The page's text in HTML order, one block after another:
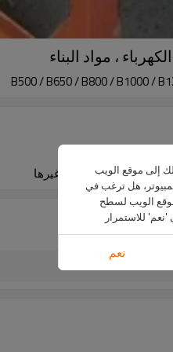
B500 / B650 / B800 / B1000 /
/ الحبوب / الفحم وغيرها
إلى موقع الويب
هل ترغب في
الويب لسطح
للاستمرار
نعم